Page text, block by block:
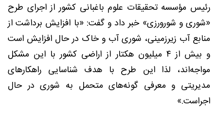
رئیس مؤسسه تحقیقات علوم باغبانی کشور از اجرای طرح
«شوری و شورورزی» خبر داد و گفت: «با افزایش برداشت از
منابع آب زیرزمینی، شوری آب و خاک در حال افزایش است
و بیش از ۴ میلیون هکتار از اراضی کشور با این مشکل
مواجه‌اند، لذا این طرح با هدف شناسایی راهکارهای
مدیریتی و معرفی گونه‌های متحمل به شوری در حال
اجراست.»